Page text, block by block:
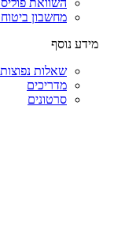
השוואת
מחשבון
מידע נוסף
שאלות נפוצות
מדריכים
סרטונים